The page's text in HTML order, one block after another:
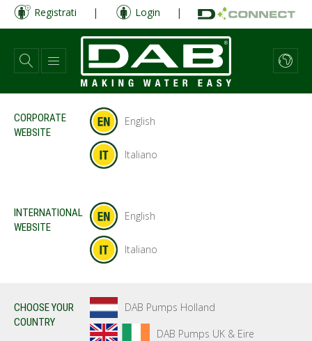
Salta
contenuto
principale
Registrati | Login |
CORPORATE
WEBSITE
English
Italiano
INTERNATIONAL
WEBSITE
English
Italiano
CHOOSE YOUR
COUNTRY
DAB Pumps Holland
DAB Pumps UK & Eire